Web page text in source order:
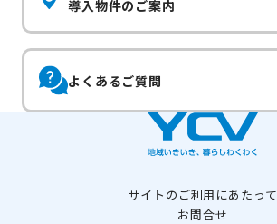
導入物件のご案内
よくあるご質問
サイトのご利用にあたって
お問合せ